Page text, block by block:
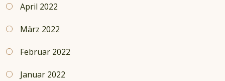
April 2022
März 2022
Februar 2022
Januar 2022